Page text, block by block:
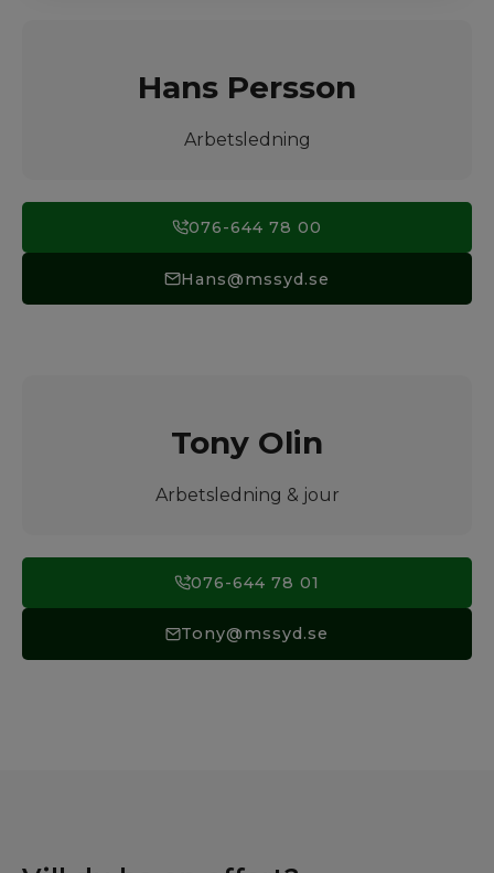
Hans Persson
Arbetsledning
076-644 78 00
Hans@mssyd.se
Tony Olin
Arbetsledning & jour
076-644 78 01
Tony@mssyd.se